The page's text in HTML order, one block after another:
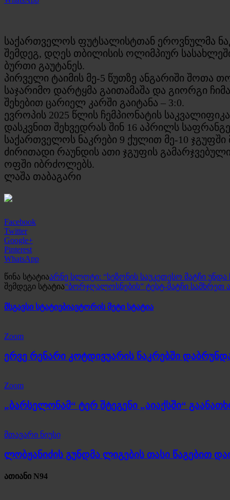
საქართველოს ფუტსალისტთან ეროვნულმა
შემდეგ, დღეს თბილისის ოლიმპიურ
ბურთი გაუტანეს.
პირველი ტაიმის მე-5 წუთზე ანგარიში შოთა
საჯარიმო დარტყმა გაითამაშა და გიორგი
შეხებით ცარიელ კარში გაიტანა – 3:0.
ევროპის 2025 წლის ჩემპიონატის
დასკვნით შეხვედრას შინ 16 აპრილს
საქართველოს ნაკრები 9 ქულით მე-10
ძირითადი რაუნდის ათი ჯგუფის
ოფში იბრძოლებს.
ლაშა თაბაგარი
Facebook
Twitter
Google+
Pinterest
WhatsApp
წინა სტატიაარნე სლოტი: “სეზონის საუკეთესო მატჩი
შემდეგი სტატია“ბორჯღალოსნების” ტესტ-მატჩი სამხრეთ
მსგავსი სტატიებიავტორის მეტი სტატია
Zoom
ერვე რენარი კოტდივუარის ნაკრებში
Zoom
„ბარსელონამ“ ტერ შტეგენი „აიაქსში“
მთავარი ნიუსი
ლობჟანიძის გუნდმა ლიგების თასი წაგებით
ათიანი N94